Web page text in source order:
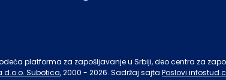
platforma za zapošljavanje u Srbiji, deo centra za
d.o.o. Subotica, 2000 - 2026. Sadržaj sajta